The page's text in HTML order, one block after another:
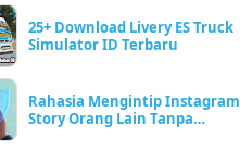
25+ Download Livery ES Truck
Simulator ID Terbaru
Rahasia Mengintip Instagram
Story Orang Lain Tanpa